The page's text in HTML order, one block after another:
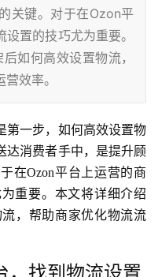
关键。对于在Ozon平
置的技巧尤为重要。
如何高效设置物流，
效率。
第一步，如何高效设置物
达消费者手中，是提升顾
在Ozon平台上运营的商
重要。本文将详细介绍
，帮助商家优化物流流